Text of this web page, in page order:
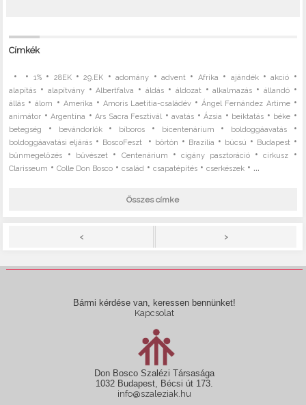
Címkék
• • 1%• 28EK•29.EK •adomány •advent • Afrika • ajándék•akció •
alapítás • alapítvány•Albertfalva •áldás • áldozat•alkalmazás • állandó•
állás •álom • Amerika • Amoris Laetitia-családév •Ángel Fernández Artime•
animátor •Argentína •Ars Sacra Fesztivál •avatás •Ázsia • beiktatás • béke •
betegség • bevándorlók• bíboros • bicentenárium • boldoggáavatás•
boldoggáavatási eljárás • BoscoFeszt • börtön • Brazília • búcsú • Budapest•
bűnmegelőzés • bűvészet• Centenárium •cigány pasztoráció•cirkusz •
Clarisseum •Colle Don Bosco •család •csapatépítés •cserkészek • ...
Összes címke
< >
Bármi kérdése van, keressen bennünket!
Kapcsolat
Don Bosco Szalézi Társasága
1032 Budapest, Bécsi út 173.
info@szaleziak.hu